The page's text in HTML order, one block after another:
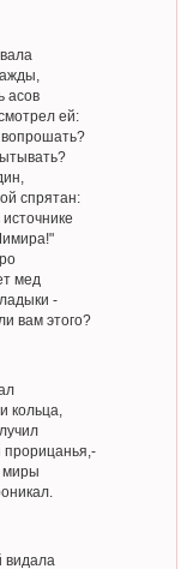
асов
ей:
спрятан:
мед
-
вам этого?
кольца,
прорицанья,-
миры
видала